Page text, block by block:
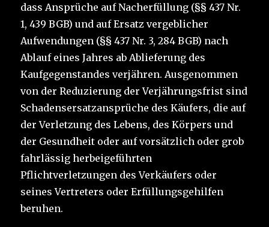
dass Ansprüche auf Nacherfüllung (§§ 437 Nr.
1, 439 BGB) und auf Ersatz vergeblicher
Aufwendungen (§§ 437 Nr. 3, 284 BGB) nach
Ablauf eines Jahres ab Ablieferung des
Kaufgegenstandes verjähren. Ausgenommen
von der Reduzierung der Verjährungsfrist sind
Schadensersatzansprüche des Käufers, die auf
der Verletzung des Lebens, des Körpers und
der Gesundheit oder auf vorsätzlich oder grob
fahrlässig herbeigeführten
Pflichtverletzungen des Verkäufers oder
seines Vertreters oder Erfüllungsgehilfen
beruhen.